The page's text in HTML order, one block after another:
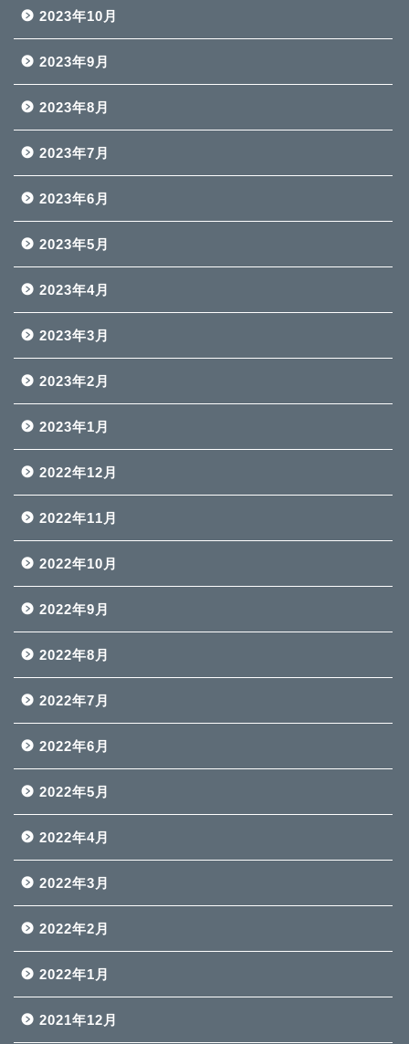
2023年10月
2023年9月
2023年8月
2023年7月
2023年6月
2023年5月
2023年4月
2023年3月
2023年2月
2023年1月
2022年12月
2022年11月
2022年10月
2022年9月
2022年8月
2022年7月
2022年6月
2022年5月
2022年4月
2022年3月
2022年2月
2022年1月
2021年12月